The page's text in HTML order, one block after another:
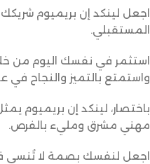
اجعل لينكد إن بريميوم
المستقبلي.
استثمر في نفسك اليوم من
واستمتع بالتميز والنجاح في
باختصار، لينكد إن بريميوم
مهني مشرق ومليء بالفرص.
اجعل لنفسك بصمة لا تُنسى